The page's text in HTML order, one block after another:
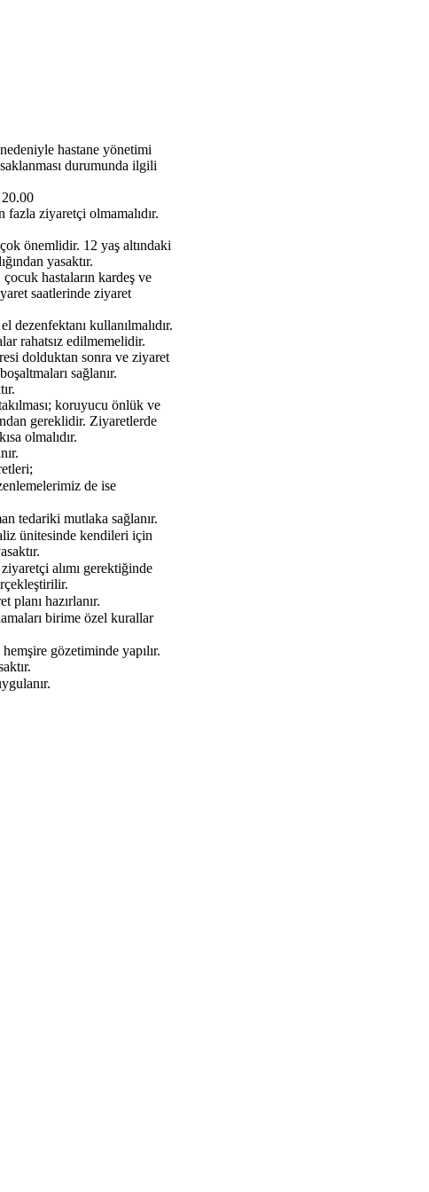
hastane yönetimi
durumunda ilgili
fazla ziyaretçi olmamalıdır.
önemlidir. 12 yaş altındaki
yasaktır.
hastaların kardeş ve
saatlerinde ziyaret
dezenfektanı kullanılmalıdır.
rahatsız edilmemelidir.
dolduktan sonra ve ziyaret
sağlanır.
koruyucu önlük ve
gereklidir. Ziyaretlerde
olmalıdır.
de ise
tedariki mutlaka sağlanır.
ünitesinde kendileri için
alımı gerektiğinde
planı hazırlanır.
birime özel kurallar
gözetiminde yapılır.